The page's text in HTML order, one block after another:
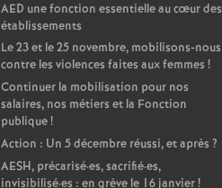
AED une fonction essentielle au cœur des
établissements
Le 23 et le 25 novembre, mobilisons-nous
contre les violences faites aux femmes !
Continuer la mobilisation pour nos
salaires, nos métiers et la Fonction
publique!
Action : Un 5 décembre réussi, et après ?
AESH, précarisé·es, sacrifié·es,
invisibilisé·es : en grève le 16 janvier!